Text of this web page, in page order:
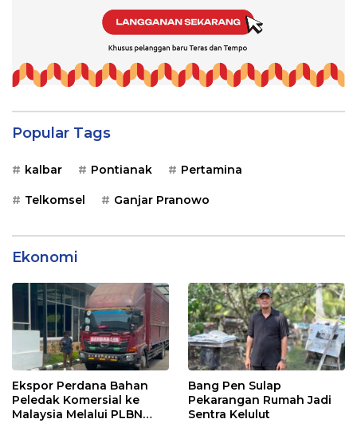
Popular Tags
kalbar Pontianak Pertamina
Telkomsel Ganjar Pranowo
Ekonomi
Ekspor Perdana Bahan
Peledak Komersial ke
Malaysia Melalui PLBN
Bang Pen Sulap
Pekarangan Rumah Jadi
Sentra Kelulut